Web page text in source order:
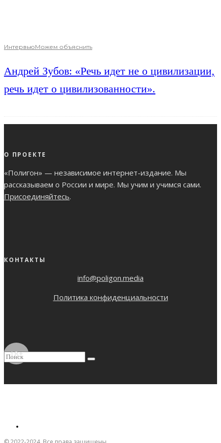
ИнтервьюМожем объяснить
Андрей Зубов: «Речь идет не о цивилизации,
речь идет о цивилизованности».
О ПРОЕКТЕ
«Полигон» — независимое интернет-издание. Мы
рассказываем о России и мире. Мы учим и учимся сами.
Присоединяйтесь.
КОНТАКТЫ
info@poligon.media
Политика конфиденциальности
18+